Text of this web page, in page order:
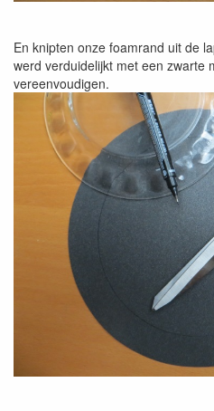
En knipten onze foamrand uit de
werd verduidelijkt met een zwarte
vereenvoudigen.